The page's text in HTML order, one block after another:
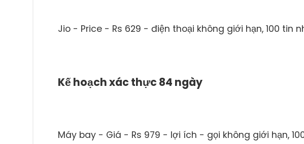
Jio - Price - Rs 629 - điện thoại không giới hạn, 100 tin
Kế hoạch xác thực 84 ngày
Máy bay - Giá - Rs 979 - lợi ích - gọi không giới hạn,